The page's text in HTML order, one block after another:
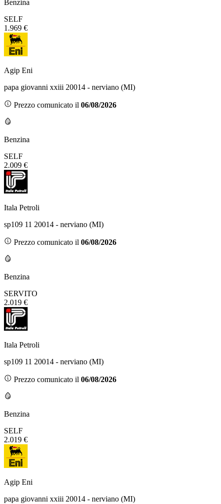
Benzina
SELF
1.969 €
Agip Eni
papa giovanni xxiii 20014 - nerviano (MI)
Prezzo comunicato il 06/08/2026
Benzina
SELF
2.009 €
Itala Petroli
sp109 11 20014 - nerviano (MI)
Prezzo comunicato il 06/08/2026
Benzina
SERVITO
2.019 €
Itala Petroli
sp109 11 20014 - nerviano (MI)
Prezzo comunicato il 06/08/2026
Benzina
SELF
2.019 €
Agip Eni
papa giovanni xxiii 20014 - nerviano (MI)